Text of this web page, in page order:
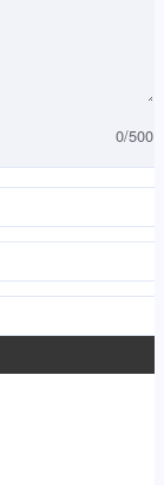
0/500